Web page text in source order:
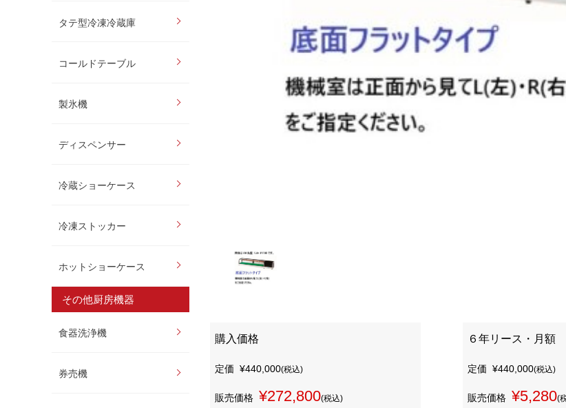
タテ型冷凍冷蔵庫
コールドテーブル
製氷機
ディスペンサー
冷蔵ショーケース
冷凍ストッカー
ホットショーケース
その他厨房機器
食器洗浄機
券売機
購入価格
定価 ¥440,000(税込)
販売価格 ¥272,800(税込)
６年リース・月額
定価 ¥440,000(税込)
販売価格 ¥5,280(